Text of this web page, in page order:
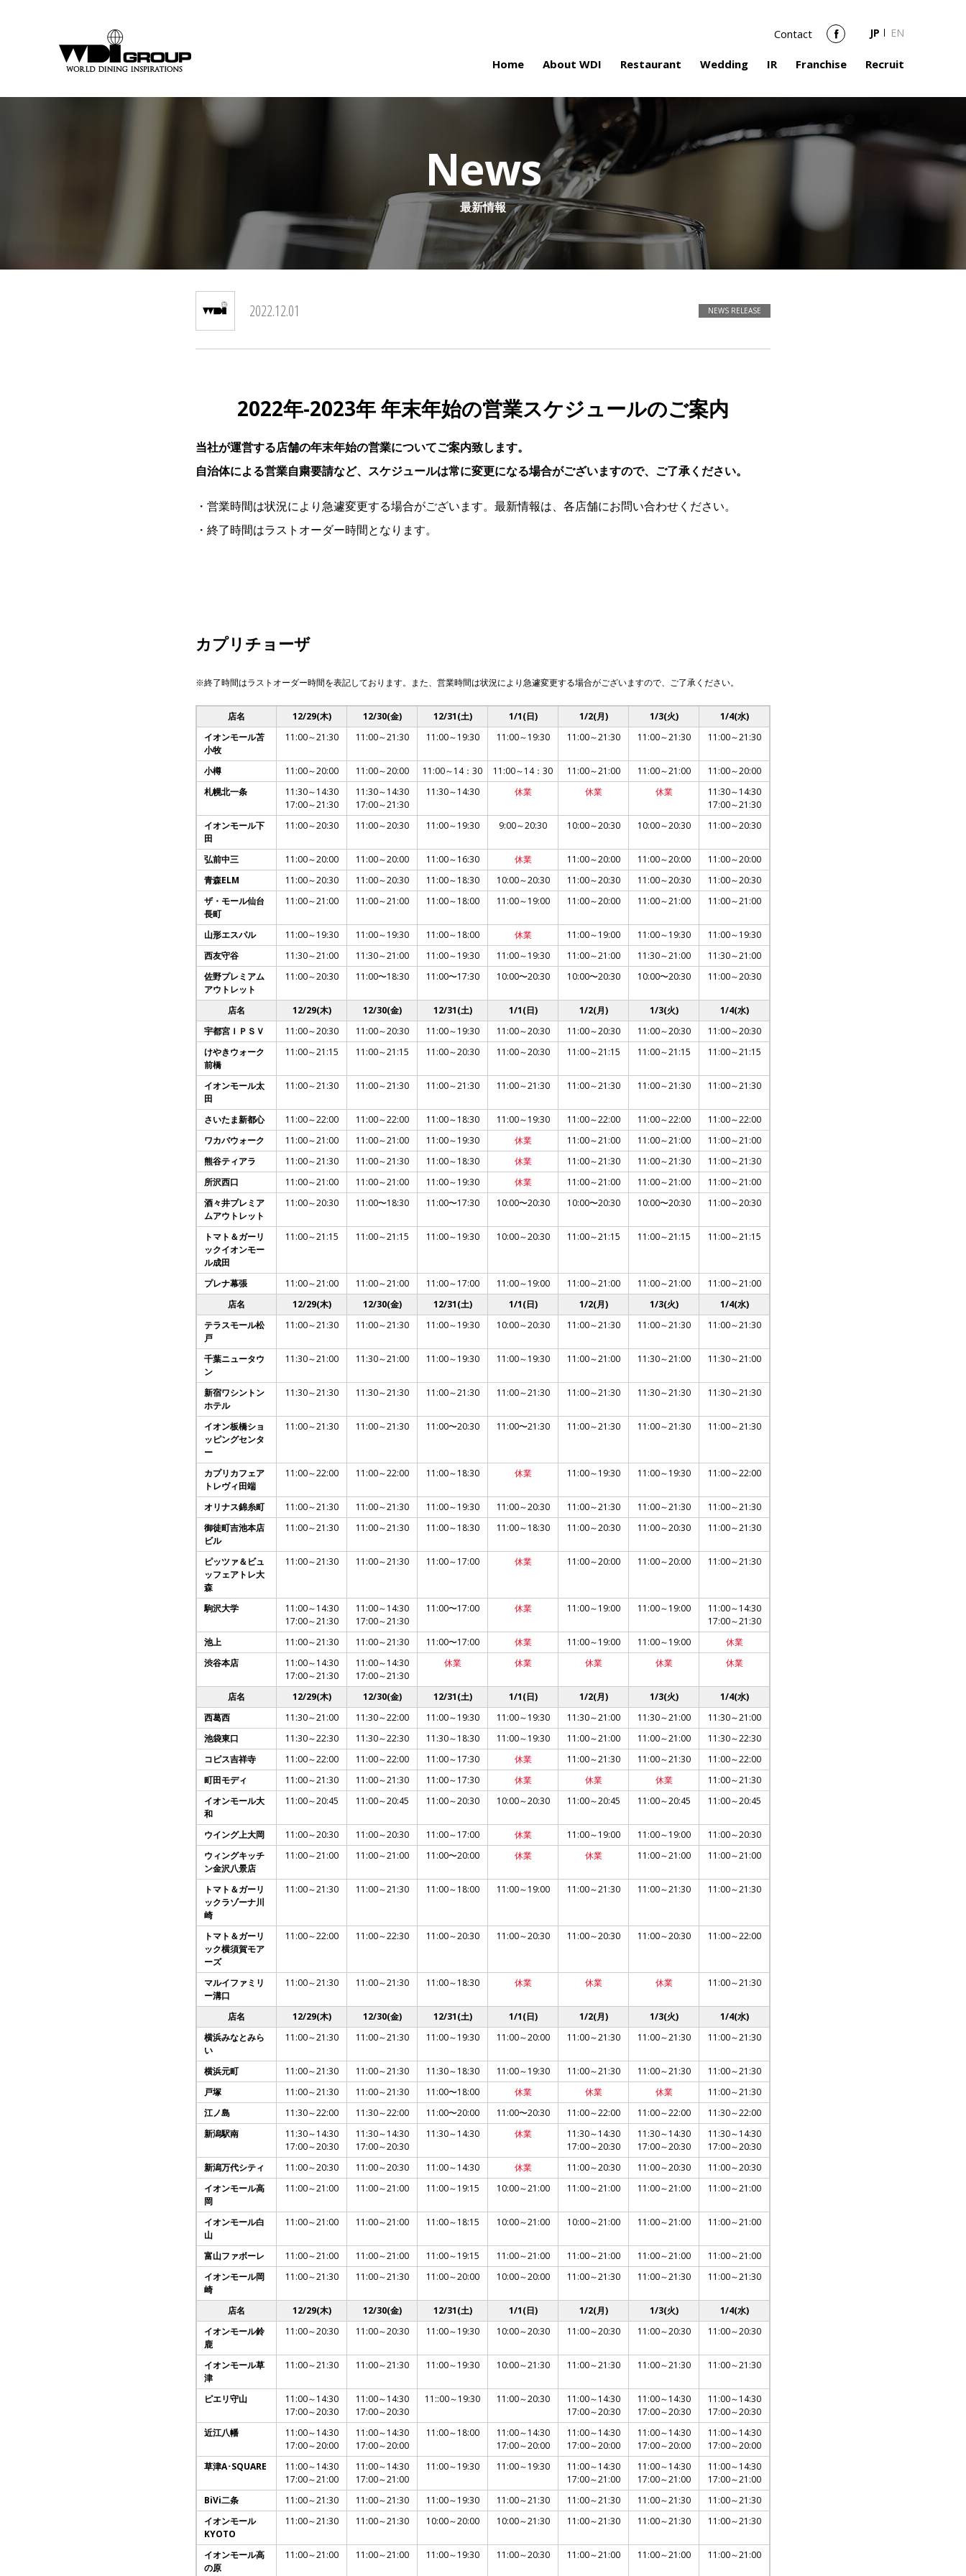
Home About WDI Restaurant Wedding IR Franchise Recruit
Contact Facebook
JP EN
News
最新情報
2022.12.01 NEWS RELEASE
2022年-2023年 年末年始の営業スケジュールのご案内
当社が運営する店舗の年末年始の営業についてご案内致します。
自治体による営業自粛要請など、スケジュールは常に変更になる場合がございますので、ご了承ください。
・営業時間は状況により急遽変更する場合がございます。最新情報は、各店舗にお問い合わせください。
・終了時間はラストオーダー時間となります。
カプリチョーザ
※終了時間はラストオーダー時間を表記しております。また、営業時間は状況により急遽変更する場合がございますので、ご了承ください。
店名 12/29(木) 12/30(金) 12/31(土) 1/1(日) 1/2(月) 1/3(火)
1/4(水)
イオンモール苫
小牧
11:00～21:30 11:00～21:30 11:00～19:30 11:00～19:30 11:00～21:30 11:00～21:30 11:00～21:30
小樽 11:00～20:00 11:00～20:00 11:00～14：30 11:00～14：30 11:00～21:00 11:00～21:00
11:00～20:00
札幌北一条
11:30～14:30
17:00～21:30
11:30～14:30
17:00～21:30
11:30～14:30 休業 休業 休業
11:30～14:30
17:00～21:30
イオンモール下
田
11:00～20:30 11:00～20:30 11:00～19:30 9:00～20:30 10:00～20:30 10:00～20:30 11:00～20:30
弘前中三 11:00～20:00 11:00～20:00 11:00～16:30 休業 11:00～20:00 11:00～20:00
11:00～20:00
青森ELM
11:00～20:30 11:00～20:30 11:00～18:30 10:00～20:30 11:00～20:30 11:00～20:30
11:00～20:30
ザ・モール仙台
長町
11:00～21:00 11:00～21:00 11:00～18:00 11:00～19:00 11:00～20:00 11:00～21:00 11:00～21:00
山形エスパル 11:00～19:30 11:00～19:30 11:00～18:00 休業 11:00～19:00 11:00～19:30
11:00～19:30
西友守谷
11:30～21:00 11:30～21:00 11:00～19:30 11:00～19:30 11:00～21:00 11:30～21:00
11:30～21:00
佐野プレミアム
アウトレット
11:00～20:30 11:00〜18:30 11:00〜17:30 10:00〜20:30 10:00〜20:30 10:00〜20:30 11:00～20:30
店名 12/29(木) 12/30(金) 12/31(土) 1/1(日) 1/2(月) 1/3(火)
1/4(水)
宇都宮ＩＰＳＶ
11:00～20:30 11:00～20:30 11:00～19:30 11:00～20:30 11:00～20:30 11:00～20:30
11:00～20:30
けやきウォーク
前橋
11:00～21:15 11:00～21:15 11:00～20:30 11:00～20:30 11:00～21:15 11:00～21:15 11:00～21:15
イオンモール太
田
11:00～21:30 11:00～21:30 11:00～21:30 11:00～21:30 11:00～21:30 11:00～21:30 11:00～21:30
さいたま新都心 11:00～22:00 11:00～22:00 11:00～18:30 11:00～19:30 11:00～22:00 11:00～22:00
11:00～22:00
ワカバウォーク
11:00～21:00 11:00～21:00 11:00～19:30 休業 11:00～21:00 11:00～21:00
11:00～21:00
熊谷ティアラ
11:00～21:30 11:00～21:30 11:00～18:30 休業 11:00～21:30 11:00～21:30
11:00～21:30
所沢西口
11:00～21:00 11:00～21:00 11:00～19:30 休業 11:00～21:00 11:00～21:00
11:00～21:00
酒々井プレミア
ムアウトレット
11:00～20:30 11:00〜18:30 11:00〜17:30 10:00〜20:30 10:00〜20:30 10:00〜20:30 11:00～20:30
トマト＆ガーリ
ックイオンモー
ル成田
11:00～21:15 11:00～21:15 11:00～19:30 10:00～20:30 11:00～21:15 11:00～21:15 11:00～21:15
プレナ幕張 11:00～21:00 11:00～21:00 11:00～17:00 11:00～19:00 11:00～21:00 11:00～21:00
11:00～21:00
店名
12/29(木) 12/30(金) 12/31(土) 1/1(日) 1/2(月) 1/3(火)
1/4(水)
テラスモール松
戸
11:00～21:30 11:00～21:30 11:00～19:30 10:00～20:30 11:00～21:30 11:00～21:30 11:00～21:30
千葉ニュータウ
ン
11:30～21:00 11:30～21:00 11:00～19:30 11:00～19:30 11:00～21:00 11:30～21:00 11:30～21:00
新宿ワシントン
ホテル
11:30～21:30 11:30～21:30 11:00～21:30 11:00～21:30 11:00～21:30 11:30～21:30 11:30～21:30
イオン板橋ショ
ッピングセンタ
ー
11:00～21:30 11:00～21:30 11:00〜20:30 11:00〜21:30 11:00～21:30 11:00～21:30 11:00～21:30
カプリカフェア
トレヴィ田端
11:00～22:00 11:00～22:00 11:00～18:30 休業 11:00～19:30 11:00～19:30 11:00～22:00
オリナス錦糸町 11:00～21:30 11:00～21:30 11:00～19:30 11:00～20:30 11:00～21:30 11:00～21:30
11:00～21:30
御徒町吉池本店
ビル
11:00～21:30 11:00～21:30 11:00～18:30 11:00～18:30 11:00～20:30 11:00～20:30 11:00～21:30
ピッツァ＆ビュ
ッフェアトレ大
森
11:00～21:30 11:00～21:30 11:00～17:00 休業 11:00～20:00 11:00～20:00 11:00～21:30
駒沢大学
11:00～14:30
17:00～21:30
11:00～14:30
17:00～21:30
11:00〜17:00 休業 11:00～19:00 11:00～19:00
11:00～14:30
17:00～21:30
池上
11:00～21:30 11:00～21:30 11:00〜17:00 休業 11:00～19:00 11:00～19:00
休業
渋谷本店
11:00～14:30
17:00～21:30
11:00～14:30
17:00～21:30
休業 休業 休業 休業 休業
店名 12/29(木) 12/30(金) 12/31(土) 1/1(日) 1/2(月) 1/3(火)
1/4(水)
西葛西
11:30～21:00 11:30～22:00 11:00～19:30 11:00～19:30 11:30～21:00 11:30～21:00
11:30～21:00
池袋東口
11:30～22:30 11:30～22:30 11:30～18:30 11:00～19:30 11:00～21:00 11:00～21:00
11:30～22:30
コピス吉祥寺
11:00～22:00 11:00～22:00 11:00～17:30 休業 11:00～21:30 11:00～21:30
11:00～22:00
町田モディ
11:00～21:30 11:00～21:30 11:00～17:30 休業 休業 休業
11:00～21:30
イオンモール大
和
11:00～20:45 11:00～20:45 11:00～20:30 10:00～20:30 11:00～20:45 11:00～20:45 11:00～20:45
ウイング上大岡 11:00～20:30 11:00～20:30 11:00～17:00 休業 11:00～19:00 11:00～19:00
11:00～20:30
ウィングキッチ
ン金沢八景店
11:00～21:00 11:00～21:00 11:00〜20:00 休業 休業 11:00～21:00 11:00～21:00
トマト＆ガーリ
ックラゾーナ川
崎
11:00～21:30 11:00～21:30 11:00～18:00 11:00～19:00 11:00～21:30 11:00～21:30 11:00～21:30
トマト＆ガーリ
ック横須賀モア
ーズ
11:00～22:00 11:00～22:30 11:00～20:30 11:00～20:30 11:00～20:30 11:00～20:30 11:00～22:00
マルイファミリ
ー溝口
11:00～21:30 11:00～21:30 11:00～18:30 休業 休業 休業 11:00～21:30
店名 12/29(木) 12/30(金) 12/31(土) 1/1(日) 1/2(月) 1/3(火)
1/4(水)
横浜みなとみら
い
11:00～21:30 11:00～21:30 11:00～19:30 11:00～20:00 11:00～21:30 11:00～21:30 11:00～21:30
横浜元町 11:00～21:30 11:00～21:30 11:30～18:30 11:00～19:30 11:00～21:30 11:00～21:30
11:00～21:30
戸塚
11:00～21:30 11:00～21:30 11:00〜18:00 休業 休業 休業
11:00～21:30
江ノ島
11:30～22:00 11:30～22:00 11:00〜20:00 11:00〜20:30 11:00～22:00 11:00～22:00
11:30～22:00
新潟駅南
11:30～14:30
17:00～20:30
11:30～14:30
17:00～20:30
11:30～14:30 休業
11:30～14:30
17:00～20:30
11:30～14:30
17:00～20:30
11:30～14:30
17:00～20:30
新潟万代シティ
11:00～20:30 11:00～20:30 11:00～14:30 休業 11:00～20:30 11:00～20:30
11:00～20:30
イオンモール高
岡
11:00～21:00 11:00～21:00 11:00～19:15 10:00～21:00 11:00～21:00 11:00～21:00 11:00～21:00
イオンモール白
山
11:00～21:00 11:00～21:00 11:00～18:15 10:00～21:00 10:00～21:00 11:00～21:00 11:00～21:00
富山ファボーレ 11:00～21:00 11:00～21:00 11:00～19:15 11:00～21:00 11:00～21:00 11:00～21:00
11:00～21:00
イオンモール岡
崎
11:00～21:30 11:00～21:30 11:00～20:00 10:00～20:00 11:00～21:30 11:00～21:30 11:00～21:30
店名 12/29(木) 12/30(金) 12/31(土) 1/1(日) 1/2(月) 1/3(火)
1/4(水)
イオンモール鈴
鹿
11:00～20:30 11:00～20:30 11:00～19:30 10:00～20:30 11:00～20:30 11:00～20:30 11:00～20:30
イオンモール草
津
11:00～21:30 11:00～21:30 11:00～19:30 10:00～21:30 11:00～21:30 11:00～21:30 11:00～21:30
ピエリ守山
11:00～14:30
17:00～20:30
11:00～14:30
17:00～20:30
11::00～19:30 11:00～20:30
11:00～14:30
17:00～20:30
11:00～14:30
17:00～20:30
11:00～14:30
17:00～20:30
近江八幡
11:00～14:30
17:00～20:00
11:00～14:30
17:00～20:00
11:00～18:00
11:00～14:30
17:00～20:00
11:00～14:30
17:00～20:00
11:00～14:30
17:00～20:00
11:00～14:30
17:00～20:00
草津A･SQUARE
11:00～14:30
17:00～21:00
11:00～14:30
17:00～21:00
11:00～19:30 11:00～19:30
11:00～14:30
17:00～21:00
11:00～14:30
17:00～21:00
11:00～14:30
17:00～21:00
BiVi二条
11:00～21:30 11:00～21:30 11:00～19:30 11:00～21:30 11:00～21:30 11:00～21:30
11:00～21:30
イオンモール
KYOTO
11:00～21:30 11:00～21:30 10:00～20:00 10:00～21:30 11:00～21:30 11:00～21:30 11:00～21:30
イオンモール高
の原
11:00～21:00 11:00～21:00 11:00～19:30 11:00～20:30 11:00～21:00 11:00～21:00 11:00～21:00